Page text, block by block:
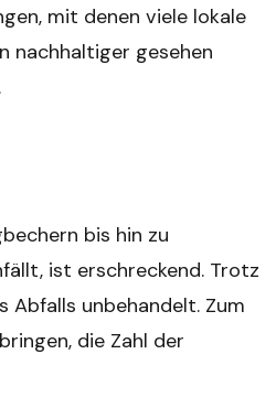
mit denen viele lokale
nachhaltiger gesehen
bis hin zu
ist erschreckend. Trotz
Abfalls unbehandelt. Zum
die Zahl der